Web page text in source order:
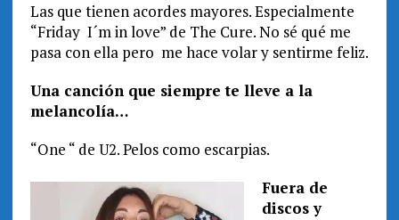
Las que tienen acordes mayores. Especialmente
“Friday I´m in love” de The Cure. No sé qué me
pasa con ella pero me hace volar y sentirme feliz.
Una canción que siempre te lleve a la
melancolía…
“One “ de U2. Pelos como escarpias.
Fuera de
discos y